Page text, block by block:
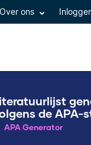
Over ons
de APA-
APA Generator